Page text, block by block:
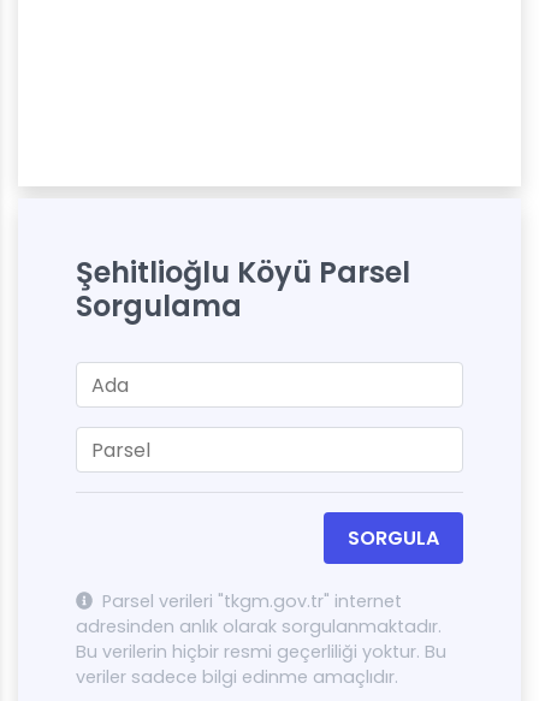
Şehitlioğlu Köyü Parsel
Sorgulama
SORGULA
Parsel verileri "tkgm.gov.tr" internet
adresinden anlık olarak sorgulanmaktadır.
Bu verilerin hiçbir resmi geçerliliği yoktur. Bu
veriler sadece bilgi edinme amaçlıdır.